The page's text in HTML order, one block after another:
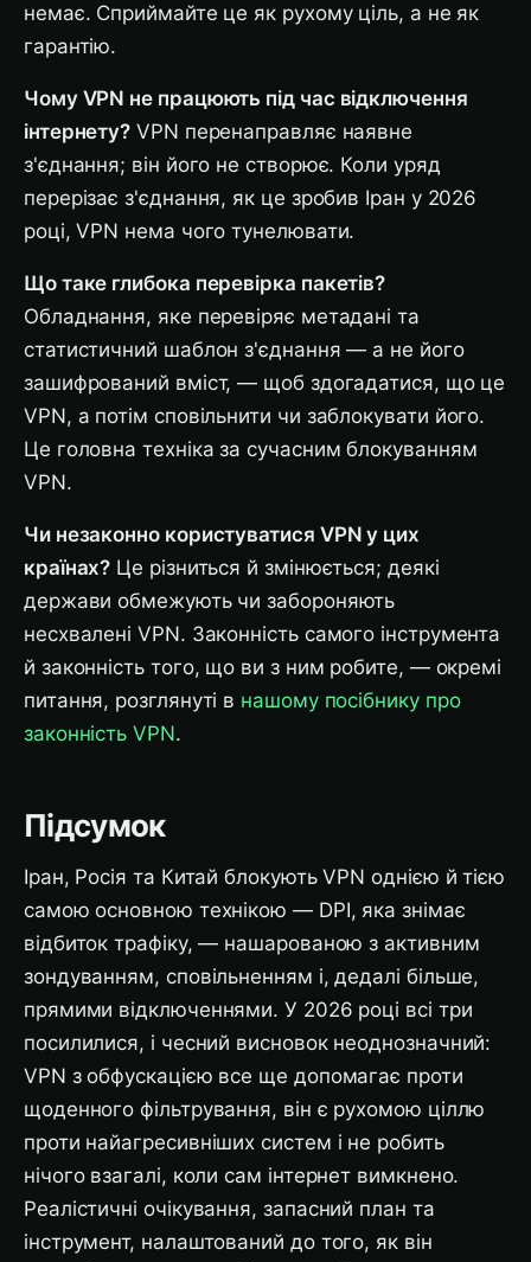
немає. Сприймайте це як рухому ціль, а не як
гарантію.
Чому VPN не працюють під час відключення
інтернету? VPN перенаправляє наявне
з'єднання; він його не створює. Коли уряд
перерізає з'єднання, як це зробив Іран у 2026
році, VPN нема чого тунелювати.
Що таке глибока перевірка пакетів?
Обладнання, яке перевіряє метадані та
статистичний шаблон з'єднання — а не його
зашифрований вміст, — щоб здогадатися, що це
VPN, а потім сповільнити чи заблокувати його.
Це головна техніка за сучасним блокуванням
VPN.
Чи незаконно користуватися VPN у цих
країнах? Це різниться й змінюється; деякі
держави обмежують чи забороняють
несхвалені VPN. Законність самого інструмента
й законність того, що ви з ним робите, — окремі
питання, розглянуті в нашому посібнику про
законність VPN.
Підсумок
Іран, Росія та Китай блокують VPN однією й тією
самою основною технікою — DPI, яка знімає
відбиток трафіку, — нашарованою з активним
зондуванням, сповільненням і, дедалі більше,
прямими відключеннями. У 2026 році всі три
посилилися, і чесний висновок неоднозначний:
VPN з обфускацією все ще допомагає проти
щоденного фільтрування, він є рухомою ціллю
проти найагресивніших систем і не робить
нічого взагалі, коли сам інтернет вимкнено.
Реалістичні очікування, запасний план та
інструмент, налаштований до того, як він